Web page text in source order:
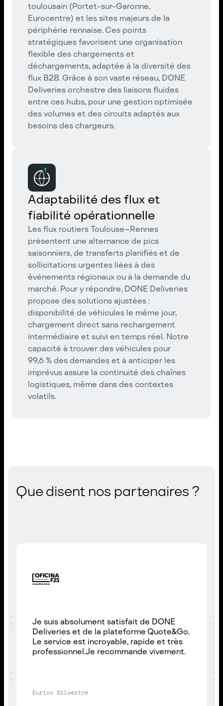
toulousain (Portet-sur-Garonne,
Eurocentre) et les sites majeurs de la
périphérie rennaise. Ces points
stratégiques favorisent une organisation
flexible des chargements et
déchargements, adaptée à la diversité des
flux B2B. Grâce à son vaste réseau, DONE
Deliveries orchestre des liaisons fluides
entre ces hubs, pour une gestion optimisée
des volumes et des circuits adaptés aux
besoins des chargeurs.
Adaptabilité des flux et
fiabilité opérationnelle
Les flux routiers Toulouse–Rennes
présentent une alternance de pics
saisonniers, de transferts planifiés et de
sollicitations urgentes liées à des
événements régionaux ou à la demande du
marché. Pour y répondre, DONE Deliveries
propose des solutions ajustées :
disponibilité de véhicules le même jour,
chargement direct sans rechargement
intermédiaire et suivi en temps réel. Notre
capacité à trouver des véhicules pour
99,6 % des demandes et à anticiper les
imprévus assure la continuité des chaînes
logistiques, même dans des contextes
volatils.
Que disent nos partenaires ?
Je suis absolument satisfait de DONE
Deliveries et de la plateforme Quote&Go.
Le service est incroyable, rapide et très
professionnel.Je recommande vivement.
Eurico Silvestre